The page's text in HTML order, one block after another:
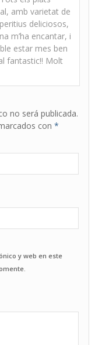
amb varietat de
deliciosos,
m’ha encantar, i
estar mes ben
fantastic!! Molt
no será publicada.
con *
y web en este